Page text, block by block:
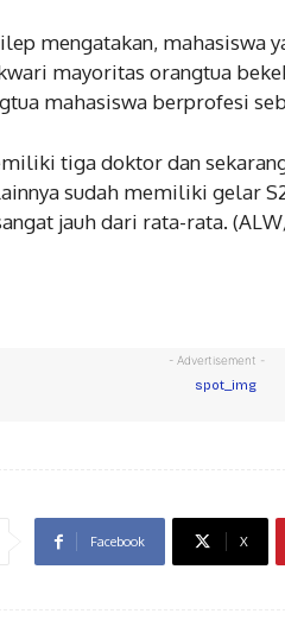
mengatakan, mahasiswa
mayoritas orangtua
mahasiswa berprofesi
tiga doktor dan
sudah memiliki gelar
jauh dari rata-rata.
- Advertisement -
Facebook X